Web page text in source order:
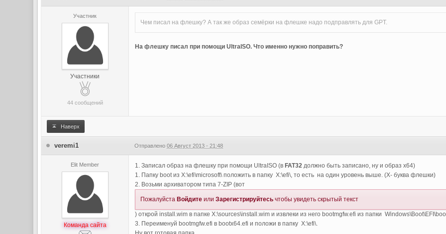
Участник
Участники
44 сообщений
Чем писал на флешку? А так же образ семёрки на флешке надо подправлять для GPT.
На флешку писал при помощи UltraISO. Что именно нужно поправить?
Наверх
veremi1 Отправлено06 Август 2013 - 21:48
Elit Member
Команда сайта
1. Записал образ на флешку при помощи UltraISO (в FAT32 должно быть записано, ну и образ х64)
1. Папку boot из X:\efi\microsoft\ положить в папку X:\efi\, то есть на один уровень выше. (Х- буква флешки)
2. Возьми архиватором типа 7-ZIP (вот
Пожалуйста Войдите илиЗарегистрируйтесь чтобы увидеть скрытый текст
) открой install.wim в папке Х:\sources\install.wim и извлеки из него bootmgfw.efi из папки
3. Переименуй bootmgfw.efi в bootx64.efi и положи в папку X:\efi\.